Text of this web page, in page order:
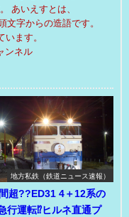
あいえすとは、
文字からの造語です。
ます。
ンネル
地方私鉄（鉄道ニュース速報）
超??ED31 4＋12系の
行運転⁉ヒルネ直通プ